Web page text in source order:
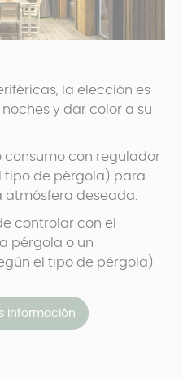
la elección es
y dar color a su
consumo con regulador
tipo de pérgola) para
atmósfera deseada.
controlar con el
pérgola o un
el tipo de pérgola).
información